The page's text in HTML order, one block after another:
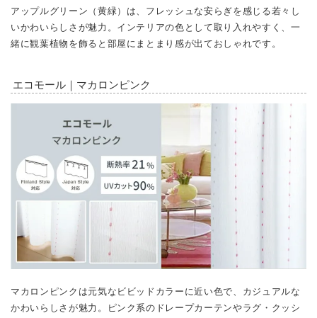
アップルグリーン（黄緑）は、フレッシュな安らぎを感じる若々し
いかわいらしさが魅力。インテリアの色として取り入れやすく、一
緒に観葉植物を飾ると部屋にまとまり感が出ておしゃれです。
エコモール｜マカロンピンク
マカロンピンクは元気なビビッドカラーに近い色で、カジュアルな
かわいらしさが魅力。ピンク系のドレープカーテンやラグ・クッシ